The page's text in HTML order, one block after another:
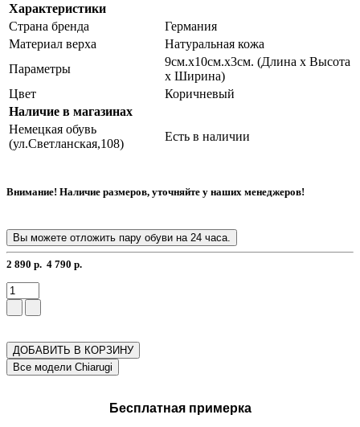
Характеристики
Страна бренда
Германия
Материал верха
Натуральная кожа
Параметры
9см.х10см.х3см. (Длина х Высота
х Ширина)
Цвет
Коричневый
Наличие в магазинах
Немецкая обувь
(ул.Светланская,108)
Есть в наличии
Внимание! Наличие размеров, уточняйте у наших менеджеров!
Вы можете отложить пару обуви на 24 часа.
2 890 р. 4 790 р.
ДОБАВИТЬ В КОРЗИНУ
Бесплатная примерка